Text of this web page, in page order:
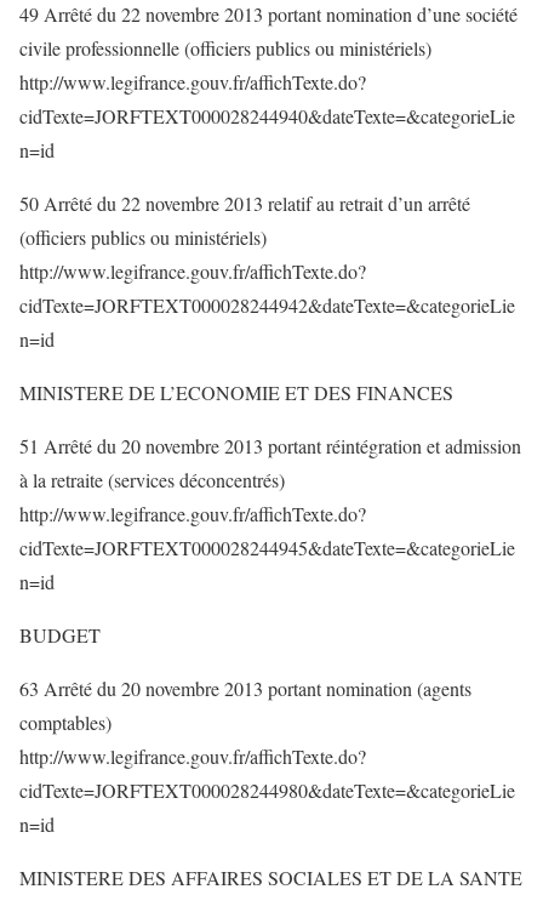
49 Arrêté du 22 novembre 2013 portant nomination d’une société
civile professionnelle (officiers publics ou ministériels)
http://www.legifrance.gouv.fr/affichTexte.do?
cidTexte=JORFTEXT000028244940&dateTexte=&categorieLie
n=id
50 Arrêté du 22 novembre 2013 relatif au retrait d’un arrêté
(officiers publics ou ministériels)
http://www.legifrance.gouv.fr/affichTexte.do?
cidTexte=JORFTEXT000028244942&dateTexte=&categorieLie
n=id
MINISTERE DE L’ECONOMIE ET DES FINANCES
51 Arrêté du 20 novembre 2013 portant réintégration et admission
à la retraite (services déconcentrés)
http://www.legifrance.gouv.fr/affichTexte.do?
cidTexte=JORFTEXT000028244945&dateTexte=&categorieLie
n=id
BUDGET
63 Arrêté du 20 novembre 2013 portant nomination (agents
comptables)
http://www.legifrance.gouv.fr/affichTexte.do?
cidTexte=JORFTEXT000028244980&dateTexte=&categorieLie
n=id
MINISTERE DES AFFAIRES SOCIALES ET DE LA SANTE